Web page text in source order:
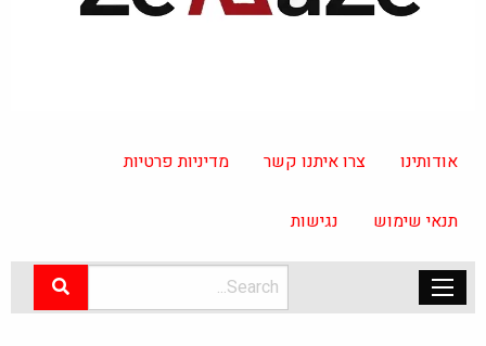
אודותינו צרו איתנו קשר מדיניות פרטיות
תנאי שימוש נגישות